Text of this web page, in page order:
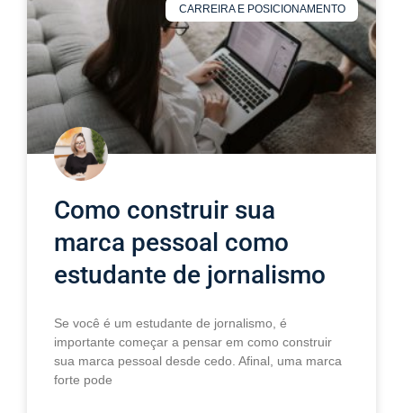
CARREIRA E POSICIONAMENTO
Como construir sua
marca pessoal como
estudante de jornalismo
Se você é um estudante de jornalismo, é
importante começar a pensar em como construir
sua marca pessoal desde cedo. Afinal, uma marca
forte pode